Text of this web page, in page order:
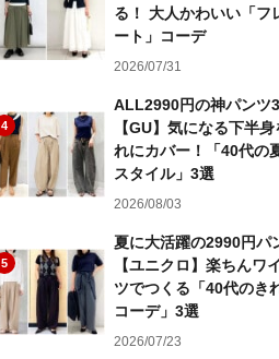
る！ 大人かわいい「フ
ート」コーデ
2026/07/31
4
ALL2990円の神パンツ
【GU】気になる下半
れにカバー！「40代の
スタイル」3選
2026/08/03
5
夏に大活躍の2990円パ
【ユニクロ】楽ちんワ
ツでつくる「40代のき
コーデ」3選
2026/07/23